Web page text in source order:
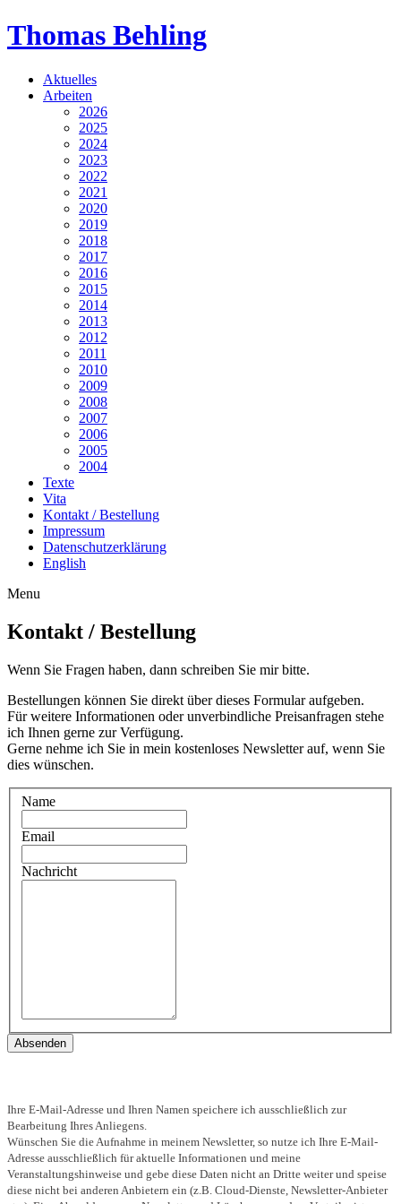
Thomas Behling
Aktuelles
Arbeiten
2026
2025
2024
2023
2022
2021
2020
2019
2018
2017
2016
2015
2014
2013
2012
2011
2010
2009
2008
2007
2006
2005
2004
Texte
Vita
Kontakt / Bestellung
Impressum
Datenschutzerklärung
English
Menu
Kontakt / Bestellung
Wenn Sie Fragen haben, dann schreiben Sie mir bitte.
Bestellungen können Sie direkt über dieses Formular aufgeben.
Für weitere Informationen oder unverbindliche Preisanfragen stehe
ich Ihnen gerne zur Verfügung.
Gerne nehme ich Sie in mein kostenloses Newsletter auf, wenn Sie
dies wünschen.
Name
Email
Nachricht
Ihre E-Mail-Adresse und Ihren Namen speichere ich ausschließlich zur
Bearbeitung Ihres Anliegens.
Wünschen Sie die Aufnahme in meinem Newsletter, so nutze ich Ihre E-Mail-
Adresse ausschließlich für aktuelle Informationen und meine
Veranstaltungshinweise und gebe diese Daten nicht an Dritte weiter und speise
diese nicht bei anderen Anbietern ein (z.B. Cloud-Dienste, Newsletter-Anbieter